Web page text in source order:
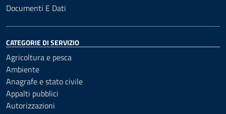
Documenti E Dati
CATEGORIE DI SERVIZIO
Agricoltura e pesca
Ambiente
Anagrafe e stato civile
Appalti pubblici
Autorizzazioni